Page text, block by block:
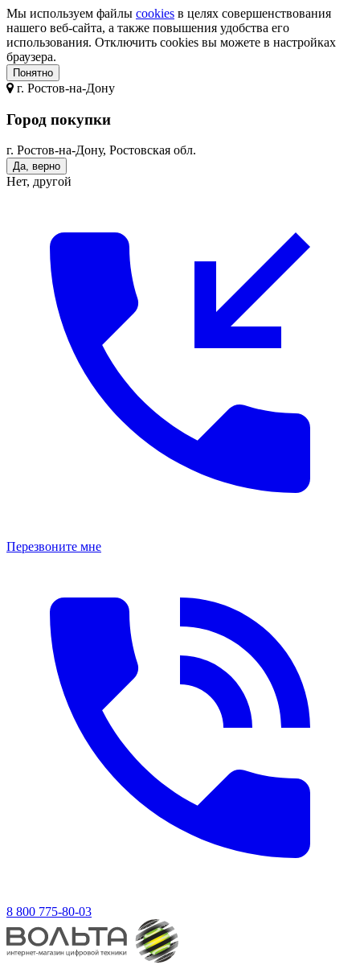
Мы используем файлы cookies в целях совершенствования
нашего веб-сайта, а также повышения удобства его
использования. Отключить cookies вы можете в настройках
браузера.
Понятно
г. Ростов-на-Дону
Город покупки
г. Ростов-на-Дону, Ростовская обл.
Да, верно
Нет, другой
Перезвоните мне
8 800 775-80-03